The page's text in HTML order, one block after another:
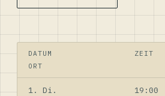
DATUM
ZEIT
ORT
1. Di.
19:00